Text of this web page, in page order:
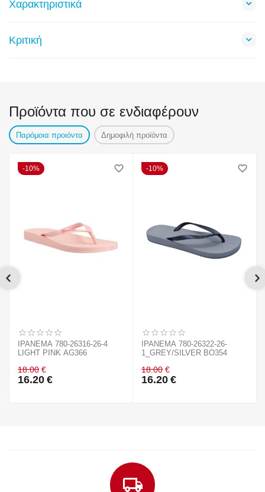
Χαρακτηριστικά
Κριτική
Προϊόντα που σε ενδιαφέρουν
Παρόμοια προιόντα Δημοφιλή προϊόντα
10%
IPANEMA 780-26316-26-4
LIGHT PINK AG366
18.00 €
16.20 €
10%
IPANEMA 780-26322-26-
1_GREY/SILVER BO354
18.00 €
16.20 €